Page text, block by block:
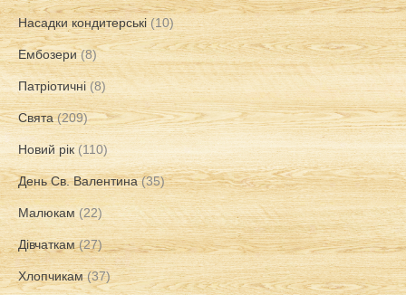
Насадки кондитерські (10)
Ембозери (8)
Патріотичні (8)
Свята (209)
Новий рік (110)
День Св. Валентина (35)
Малюкам (22)
Дівчаткам (27)
Хлопчикам (37)